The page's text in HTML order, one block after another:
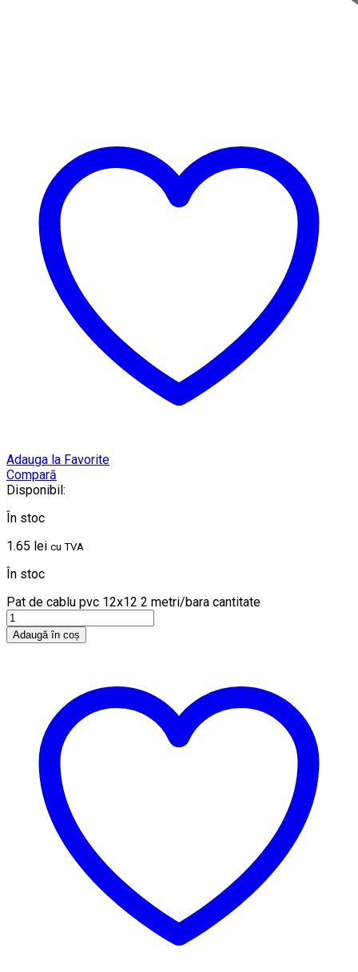
Adauga la Favorite
Compară
Disponibil:
În stoc
1.65 lei cu TVA
În stoc
Pat de cablu pvc 12x12 2 metri/bara cantitate
Adaugă în coș